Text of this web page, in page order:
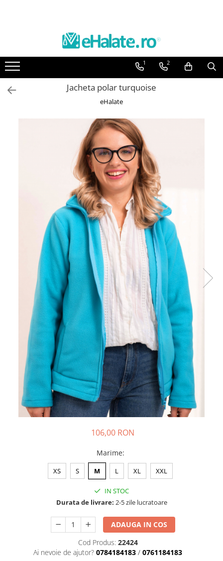
Toate Produsele
Bluze Unisex
Costume Unisex
Bluze unisex cu imprimeuri
Halate medicale femei
Halate medicale barbati
Halate medicale P2 cu fluturas
Halate medicale cu nasturi
Halate medicale cu fermoar
Halate medicale polar - unisex
Halate medicale albe
Fuste, Sarafane
Sarafane Mira
Fuste medicale
Sarafane medicale
Veste, Jachete
Veste de lucru
Jachete de lucru
Halate medicale polar - unisex
Sorturi restaurante
Tricouri de lucru
Saboti medicali
ACCESORII
1 2
Jacheta polar turquoise
eHalate
106,00 RON
Marime:
XS S M L XL XXL
IN STOC
Durata de livrare: 2-5 zile lucratoare
ADAUGA IN COS
Cod Produs: 22424
Ai nevoie de ajutor? 0784184183 / 0761184183